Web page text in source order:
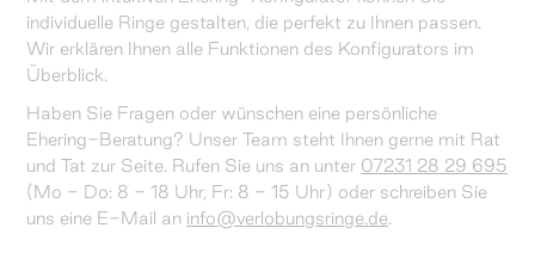
individuelle Ringe gestalten, die perfekt zu Ihnen passen.
Wir erklären Ihnen alle Funktionen des Konfigurators im
Überblick.
Haben Sie Fragen oder wünschen eine persönliche
Ehering-Beratung? Unser Team steht Ihnen gerne mit Rat
und Tat zur Seite. Rufen Sie uns an unter 07231 28 29 695
(Mo - Do: 8 - 18 Uhr, Fr: 8 - 15 Uhr) oder schreiben Sie
uns eine E-Mail an info@verlobungsringe.de.